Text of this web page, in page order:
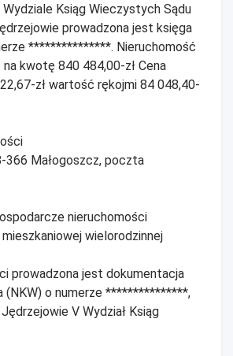
Ksiąg Wieczystych Sądu
prowadzona jest księga
***************. Nieruchomość
kwotę 840 484,00-zł Cena
zł wartość rękojmi 84 048,40-
Małogoszcz, poczta
nieruchomości
wielorodzinnej
prowadzona jest dokumentacja
(NKW) o numerze ***************,
V Wydział Ksiąg